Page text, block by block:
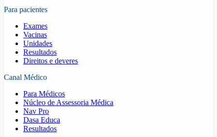
Para pacientes
Exames
Vacinas
Unidades
Resultados
Direitos e deveres
Canal Médico
Para Médicos
Núcleo de Assessoria Médica
Nav Pro
Dasa Educa
Resultados